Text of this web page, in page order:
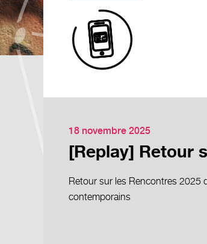
18 novembre 2025
[Replay] Retour
Retour sur les Rencontres 2025
contemporains